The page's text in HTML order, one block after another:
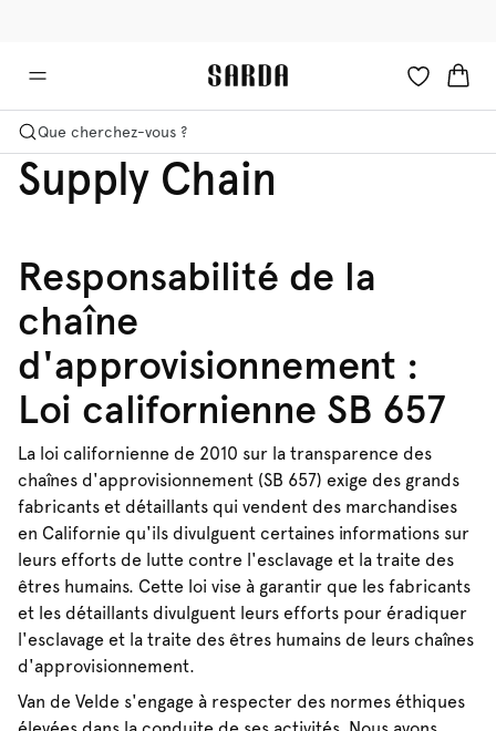
Que cherchez-vous ?
Supply Chain
Responsabilité de la
chaîne
d'approvisionnement :
Loi californienne SB 657
La loi californienne de 2010 sur la transparence des
chaînes d'approvisionnement (SB 657) exige des grands
fabricants et détaillants qui vendent des marchandises
en Californie qu'ils divulguent certaines informations sur
leurs efforts de lutte contre l'esclavage et la traite des
êtres humains. Cette loi vise à garantir que les fabricants
et les détaillants divulguent leurs efforts pour éradiquer
l'esclavage et la traite des êtres humains de leurs chaînes
d'approvisionnement.
Van de Velde s'engage à respecter des normes éthiques